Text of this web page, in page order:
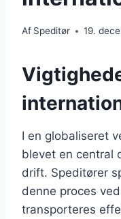
Af Speditør 19.
I en globaliseret
blevet en central
drift. Speditører
denne proces
transporteres